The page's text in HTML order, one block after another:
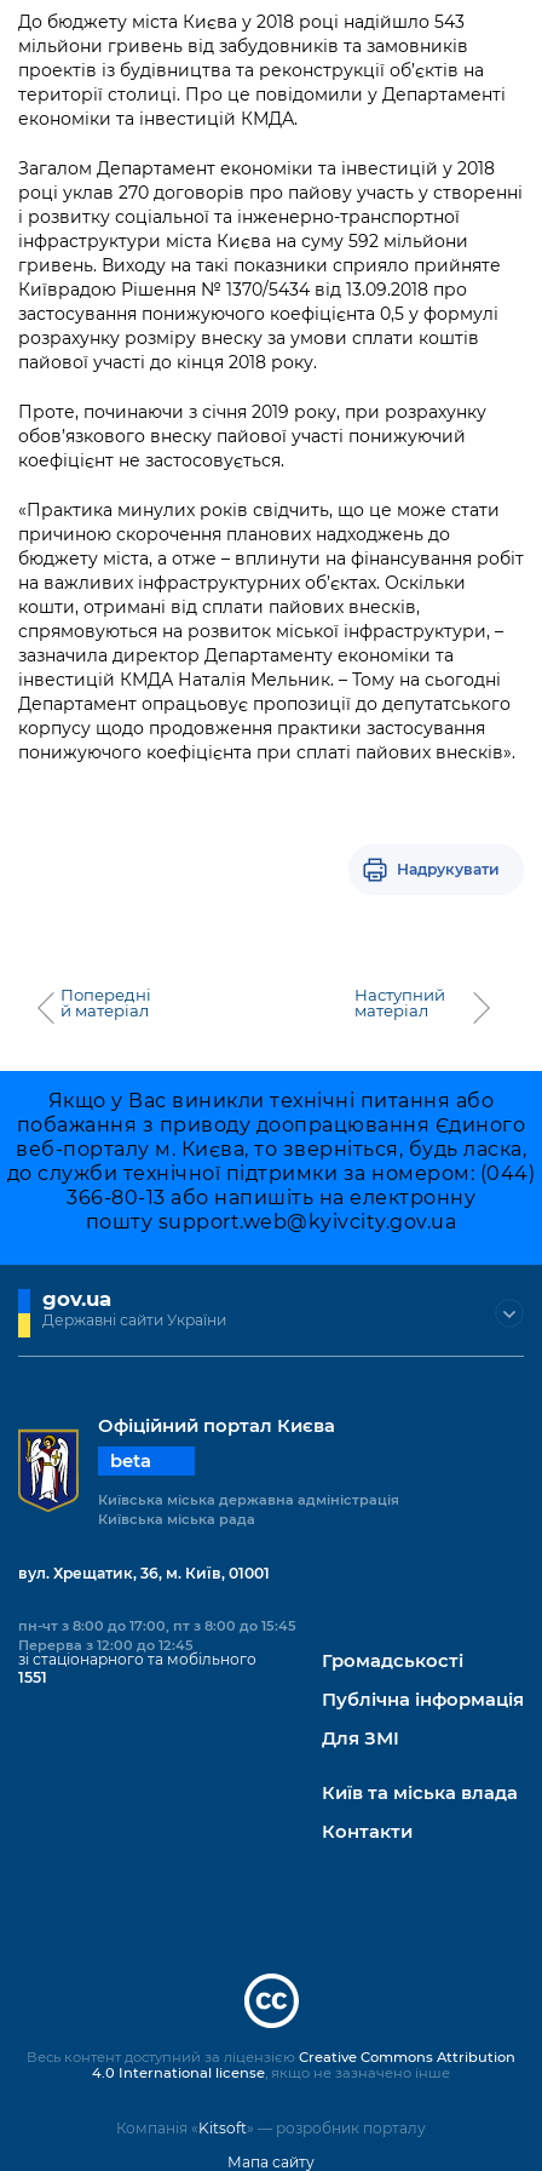
Рішення та розпорядження
Проєкти розпоряджень, що
перебувають на погодженні КМВА
Контактна інформація
Графік роботи та прийому громадян
Вакансії
Статистика
Регуляторна діяльність
Промисловість і наука Києва
Підприємства, установи, організації
Kyiv International Relations
Річні звіти
Гендерна політика
Безбар'єрність
Освіта та навчальні заклади
Дороги, транспорт та парковки
Навколишнє середовище міста
Містобудування та земельні ділянки
Культура, спорт, дозвілля
Бізнес та ліцензування
Фінанси та бюджет
Безпека та правопорядок
Ритуальні послуги
Іноземцям / For foreigners
Пам'ятки культурної спадщини
Портал Захисників та Захисниць
Безбар'єрність
Портал послуг
Міський застосунок Київ Цифровий
Громадська експертиза
Громадський бюджет
Консультації з громадськістю
Громадська рада
Петиції
Відкритий бюджет
Контактний центр
Допомога учасникам АТО
Рада з питань внутрішньо переміщених
осіб при Київській міській військовій
«Ініціатива «Партнерство «Відкритий
Уряд» – місцевий рівень»
Важливе під час воєнного стану
Інформація з обмеженим доступом
Подати запит онлайн
інших актів
Нормативна база
Питання і відповіді про публічну
інформацію
Порядок оскарження рішень, дій чи
Звіти про опрацювання запитів на
публічну інформацію
Інформація для споживачів
Про відкриті дані
Портал даних Києва
Публічні дашборди
Медіагалерея
Підписатися на новини та анонси від
КМДА / Subscribe to announcements
Порядок акредитації медіа /
Accreditation process
Подати журналістський запит /
Submitting a media request
Зйомки в лікарнях в умовах воєнного
стану / Rules for media coverage of
Контакти для медіа / Contacts for mass
media
Портал Послуг
До бюджету міста Києва у 2018 році надійшло 543
мільйони гривень від забудовників та замовників
проектів із будівництва та реконструкції об’єктів на
території столиці. Про це повідомили у Департаменті
економіки та інвестицій КМДА.
Загалом Департамент економіки та інвестицій у 2018
році уклав 270 договорів про пайову участь у створенні
і розвитку соціальної та інженерно-транспортної
інфраструктури міста Києва на суму 592 мільйони
гривень. Виходу на такі показники сприяло прийняте
Київрадою Рішення № 1370/5434 від 13.09.2018 про
застосування понижуючого коефіцієнта 0,5 у формулі
розрахунку розміру внеску за умови сплати коштів
пайової участі до кінця 2018 року.
Проте, починаючи з січня 2019 року, при розрахунку
обов’язкового внеску пайової участі понижуючий
коефіцієнт не застосовується.
«Практика минулих років свідчить, що це може стати
причиною скорочення планових надходжень до
бюджету міста, а отже – вплинути на фінансування робіт
на важливих інфраструктурних об’єктах. Оскільки
кошти, отримані від сплати пайових внесків,
спрямовуються на розвиток міської інфраструктури, –
зазначила директор Департаменту економіки та
інвестицій КМДА Наталія Мельник. – Тому на сьогодні
Департамент опрацьовує пропозиції до депутатського
корпусу щодо продовження практики застосування
понижуючого коефіцієнта при сплаті пайових внесків».
Надрукувати
Попередні
й матеріал
Наступний
матеріал
Якщо у Вас виникли технічні питання або
побажання з приводу доопрацювання Єдиного
веб-порталу м. Києва, то зверніться, будь ласка,
до служби технічної підтримки за номером: (044)
366-80-13 або напишіть на електронну
пошту support.web@kyivcity.gov.ua
gov.ua
Державні сайти України
Офіційний портал Києва
beta
Київська міська державна адміністрація
Київська міська рада
вул. Хрещатик, 36, м. Київ, 01001
пн-чт з 8:00 до 17:00, пт з 8:00 до 15:45
Перерва з 12:00 до 12:45
зі стаціонарного та мобільного
1551
Громадськості
Публічна інформація
Для ЗМІ
Київ та міська влада
Контакти
Компанія «Kitsoft» — розробник порталу
Мапа сайту
Весь контент доступний за ліцензією Creative Commons Attribution
4.0 International license, якщо не зазначено інше